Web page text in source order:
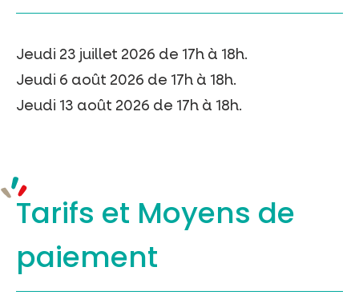
Jeudi 23 juillet 2026 de 17h à 18h.
Jeudi 6 août 2026 de 17h à 18h.
Jeudi 13 août 2026 de 17h à 18h.
Tarifs et Moyens de
paiement